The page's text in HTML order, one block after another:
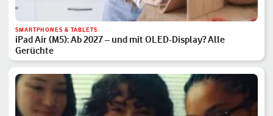
SMARTPHONES & TABLETS
iPad Air (M5): Ab 2027 – und mit OLED-Display? Alle
Gerüchte